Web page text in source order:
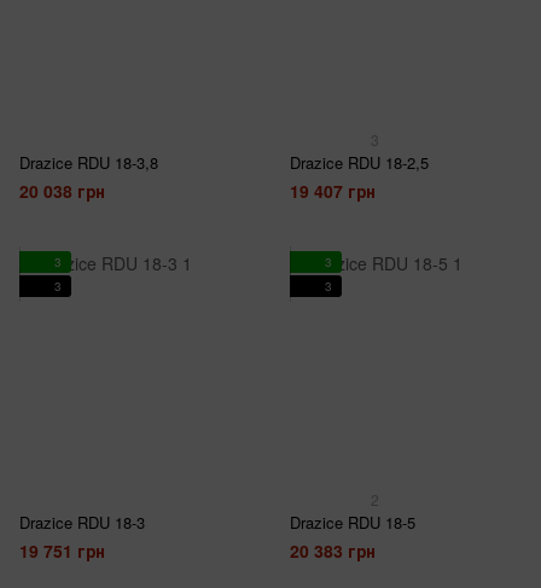
Drazice RDU 18-3,8
20 038 грн
3
Drazice RDU 18-2,5
19 407 грн
3
3
Drazice RDU 18-3
19 751 грн
3
3
2
Drazice RDU 18-5
20 383 грн